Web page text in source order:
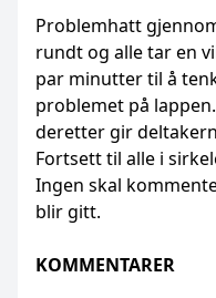
Problemhatt
rundt og alle tar en
par minutter til å
problemet på
deretter gir
Fortsett til alle i
Ingen skal
blir gitt.
KOMMENTARER